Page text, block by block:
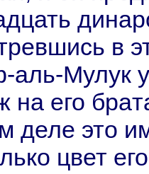
в
Мулук
нa его
деле это
цвет